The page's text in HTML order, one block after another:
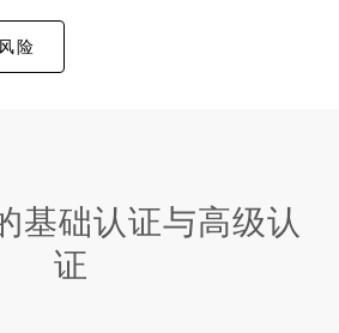
险
基础认证与高级认
证